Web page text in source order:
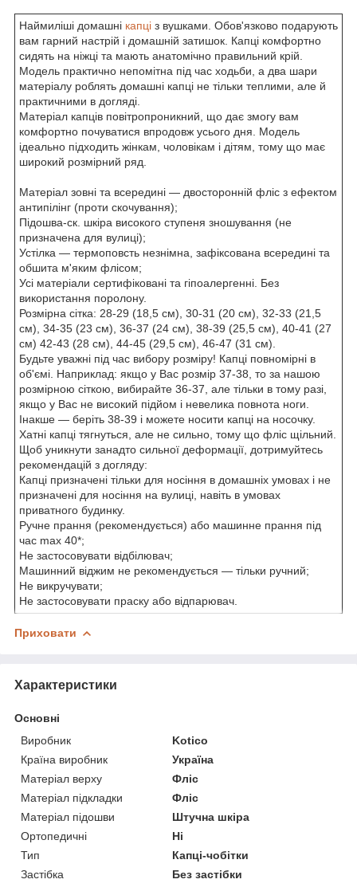
Наймиліші домашні капці з вушками. Обов'язково подарують
вам гарний настрій і домашній затишок. Капці комфортно
сидять на ніжці та мають анатомічно правильний крій.
Модель практично непомітна під час ходьби, а два шари
матеріалу роблять домашні капці не тільки теплими, але й
практичними в догляді.
Матеріал капців повітропроникний, що дає змогу вам
комфортно почуватися впродовж усього дня. Модель
ідеально підходить жінкам, чоловікам і дітям, тому що має
широкий розмірний ряд.
Матеріал зовні та всередині — двосторонній фліс з ефектом
антипілінг (проти скочування);
Підошва-ск. шкіра високого ступеня зношування (не
призначена для вулиці);
Устілка — термоповсть незнімна, зафіксована всередині та
обшита м'яким флісом;
Усі матеріали сертифіковані та гіпоалергенні. Без
використання поролону.
Розмірна сітка: 28-29 (18,5 см), 30-31 (20 см), 32-33 (21,5
см), 34-35 (23 см), 36-37 (24 см), 38-39 (25,5 см), 40-41 (27
см) 42-43 (28 см), 44-45 (29,5 см), 46-47 (31 см).
Будьте уважні під час вибору розміру! Капці повномірні в
об'ємі. Наприклад: якщо у Вас розмір 37-38, то за нашою
розмірною сіткою, вибирайте 36-37, але тільки в тому разі,
якщо у Вас не високий підйом і невелика повнота ноги.
Інакше — беріть 38-39 і можете носити капці на носочку.
Хатні капці тягнуться, але не сильно, тому що фліс щільний.
Щоб уникнути занадто сильної деформації, дотримуйтесь
рекомендацій з догляду:
Капці призначені тільки для носіння в домашніх умовах і не
призначені для носіння на вулиці, навіть в умовах
приватного будинку.
Ручне прання (рекомендується) або машинне прання під
час max 40*;
Не застосовувати відбілювач;
Машинний віджим не рекомендується — тільки ручний;
Не викручувати;
Не застосовувати праску або відпарювач.
Приховати
Характеристики
Основні
Виробник
Kotico
Країна виробник
Україна
Матеріал верху
Фліс
Матеріал підкладки
Фліс
Матеріал підошви
Штучна шкіра
Ортопедичні
Ні
Тип
Капці-чобітки
Застібка
Без застібки